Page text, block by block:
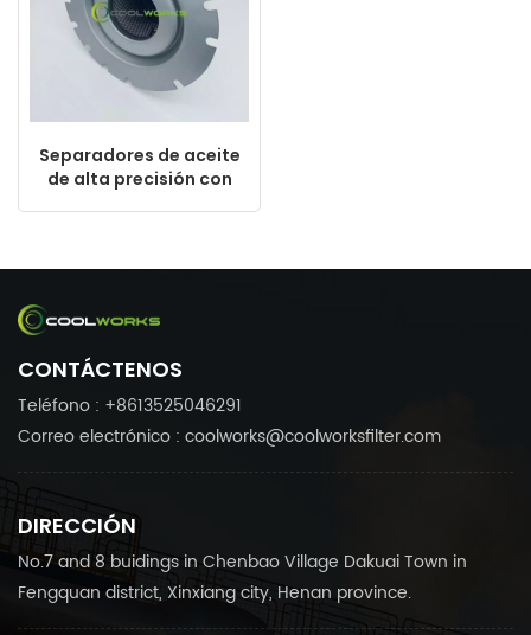
Separadores de aceite
de alta precisión con
1614646000 DE4046
CONTÁCTENOS
Teléfono : +8613525046291
Correo electrónico : coolworks@coolworksfilter.com
DIRECCIÓN
No.7 and 8 buidings in Chenbao Village Dakuai Town in
Fengquan district, Xinxiang city, Henan province.